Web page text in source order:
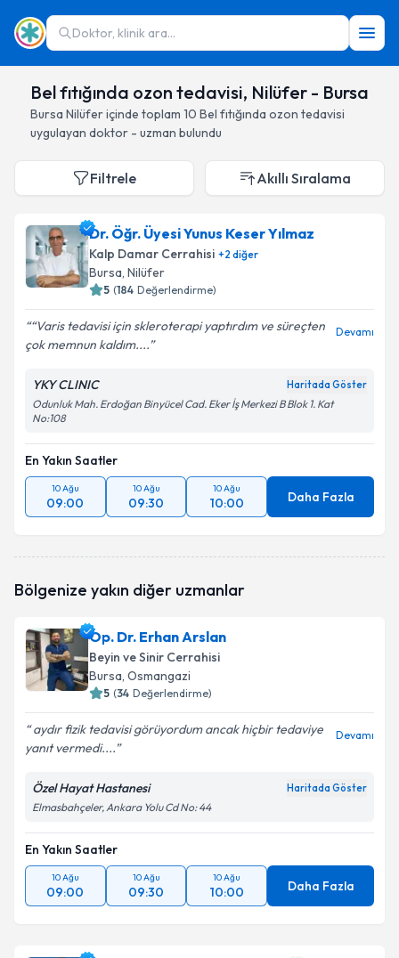
Doktor, klinik ara...
Bel fıtığında ozon tedavisi, Nilüfer - Bursa
Bursa Nilüferiçinde toplam 10 Bel fıtığında ozon tedavisi
uygulayan doktor - uzman bulundu
Filtrele Akıllı Sıralama
Dr. Öğr. Üyesi Yunus Keser Yılmaz
Kalp Damar Cerrahisi +2 diğer
Bursa, Nilüfer
5 (184 Değerlendirme)
“Varis tedavisi için skleroterapi yaptırdım ve süreçten
çok memnun kaldım....
Devamı
YKY CLINIC Haritada Göster
Odunluk Mah. Erdoğan Binyücel Cad. Eker İş Merkezi B Blok 1. Kat
No:108
En Yakın Saatler
10 Ağu
09:00
10 Ağu
09:30
10 Ağu
10:00 Daha Fazla
Bölgenize yakın diğer uzmanlar
Op. Dr. Erhan Arslan
Beyin ve Sinir Cerrahisi
Bursa, Osmangazi
5 (34 Değerlendirme)
aydır fizik tedavisi görüyordum ancak hiçbir tedaviye
yanıt vermedi....
Devamı
Özel Hayat Hastanesi Haritada Göster
Elmasbahçeler, Ankara Yolu Cd No: 44
En Yakın Saatler
10 Ağu
09:00
10 Ağu
09:30
10 Ağu
10:00 Daha Fazla